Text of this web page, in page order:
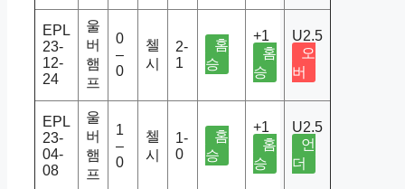
EPL
23-
12-
24
울
버
햄
프
0
–
0
첼
시
2-
1
홈
승
+1
홈
승
U2.5
오
버
EPL
23-
04-
08
울
버
햄
프
1
–
0
첼
시
1-
0
홈
승
+1
홈
승
U2.5
언
더